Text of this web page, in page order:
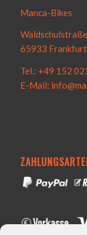
Manca-Bikes
65933 Frankfurt
Tel.: +49 152
E-Mail: